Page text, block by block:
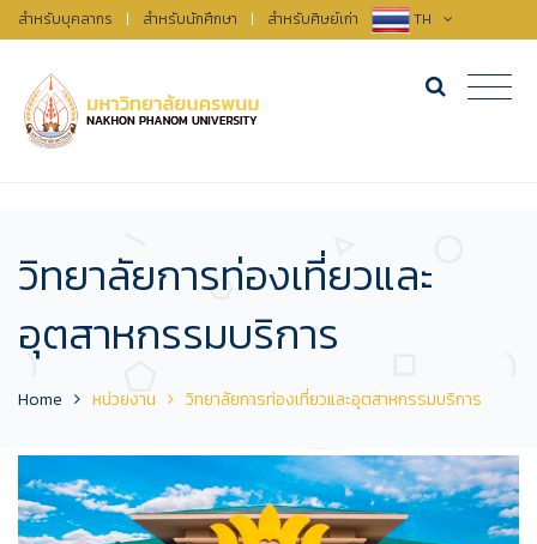
สำหรับบุคลากร | สำหรับนักศึกษา | สำหรับศิษย์เก่า TH
วิทยาลัยการท่องเที่ยวและ
อุตสาหกรรมบริการ
Home หน่วยงาน วิทยาลัยการท่องเที่ยวและอุตสาหกรรมบริการ